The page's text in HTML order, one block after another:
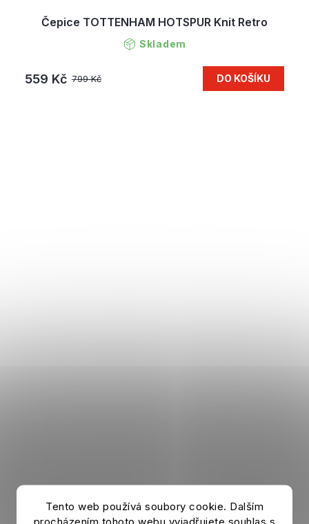
Tento web používá soubory cookie. Dalším
procházením tohoto webu vyjadřujete souhlas s
Čepice TOTTENHAM HOTSPUR Knit Retro
Skladem
799 Kč
559 Kč DO KOŠÍKU
Repreve white